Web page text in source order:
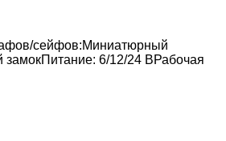
сейфов:Миниатюрный
замокПитание: 6/12/24 ВРабочая